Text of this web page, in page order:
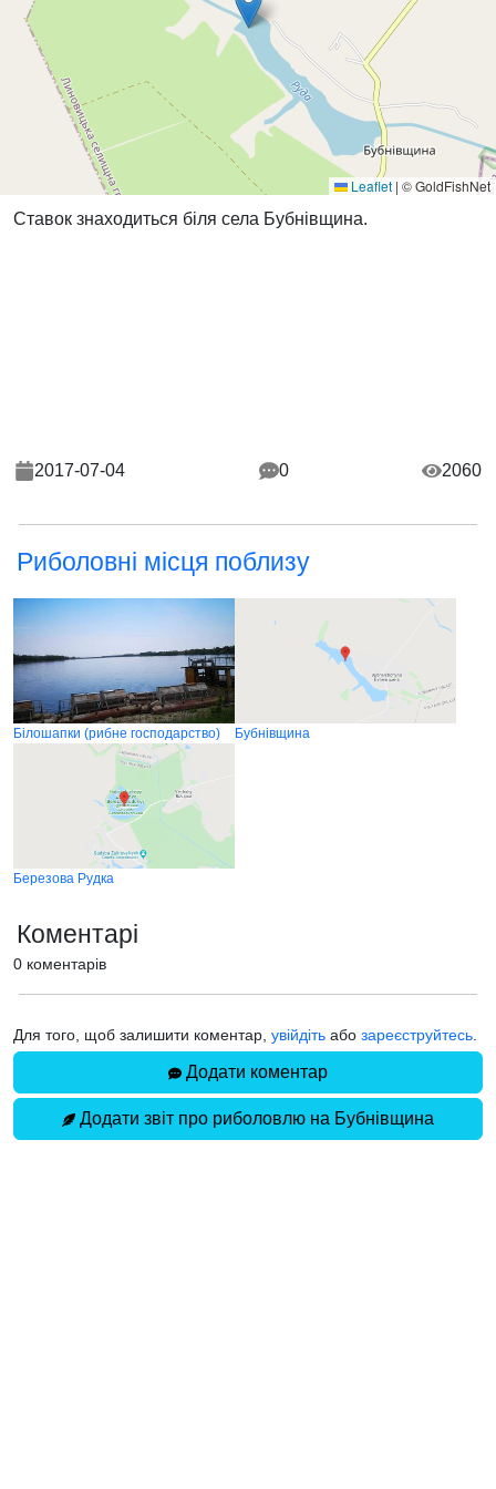
Leaflet | © GoldFishNet
Ставок знаходиться біля села Бубнівщина.
2017-07-04 0 2060
Риболовні місця поблизу
Білошапки (рибне господарство) Бубнівщина
Березова Рудка
Коментарі
0 коментарів
Для того, щоб залишити коментар, увійдіть або зареєструйтесь
Додати коментар
Додати звіт про риболовлю на Бубнівщина